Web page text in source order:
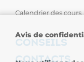
Calendrier des cours
CONSEILS
CONTACTS
Avis de